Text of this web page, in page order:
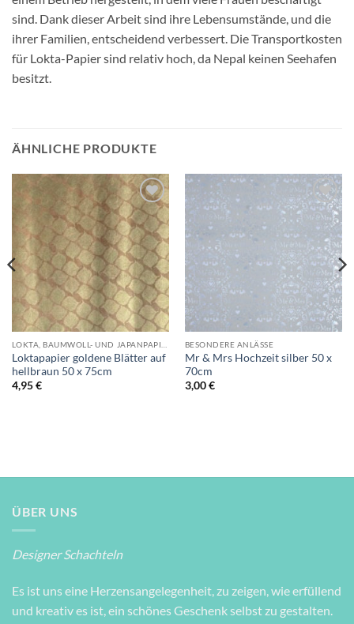
sind. Dank dieser Arbeit sind ihre Lebensumstände, und die
ihrer Familien, entscheidend verbessert. Die Transportkosten
für Lokta-Papier sind relativ hoch, da Nepal keinen Seehafen
besitzt.
ÄHNLICHE PRODUKTE
Auf die
Wunschliste
Loktapapier goldene Blätter auf
hellbraun 50 x 75cm
4,95€
Auf die
Wunschliste
BESONDERE ANLÄSSE
Mr & Mrs Hochzeit silber 50 x
70cm
3,00€
ÜBER UNS
Designer Schachteln
Es ist uns eine Herzensangelegenheit, zu zeigen, wie erfüllend
und kreativ es ist, ein schönes Geschenk selbst zu gestalten.